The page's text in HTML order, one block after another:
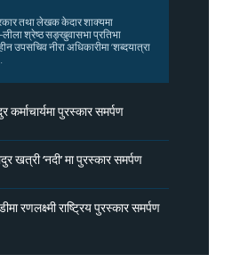
तथा लेखक केदार शाक्यमा
श्रेष्ठ सङ्खुवासभा प्रतिभा
उपसचिव नीरा अधिकारीमा ‘शब्दयात्रा
कर्माचार्यमा पुरस्कार समर्पण
खत्री ‘नदी’ मा पुरस्कार समर्पण
रणलक्ष्मी राष्ट्रिय पुरस्कार समर्पण